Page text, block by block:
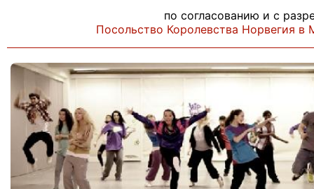
по согласованию и с
Посольство Королевства Норвегия в